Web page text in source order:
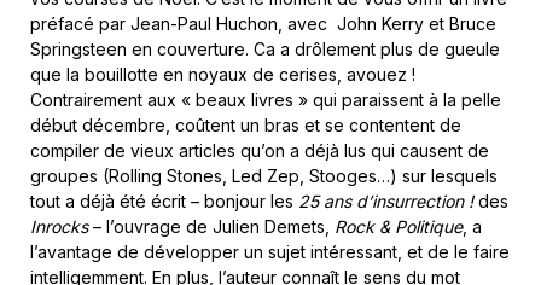
préfacé par Jean-Paul Huchon, avec John Kerry et Bruce
Springsteen en couverture. Ca a drôlement plus de gueule
que la bouillotte en noyaux de cerises, avouez !
Contrairement aux « beaux livres » qui paraissent à la pelle
début décembre, coûtent un bras et se contentent de
compiler de vieux articles qu’on a déjà lus qui causent de
groupes (Rolling Stones, Led Zep, Stooges…) sur lesquels
tout a déjà été écrit – bonjour les 25 ans d’insurrection !des
Inrocks– l’ouvrage de Julien Demets, Rock & Politique, a
l’avantage de développer un sujet intéressant, et de le faire
intelligemment. En plus, l’auteur connaît le sens du mot